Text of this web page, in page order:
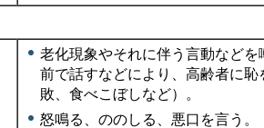
老化現象やそれに伴う言動などを
前で話すなどにより、高齢者に恥
敗、食べこぼしなど）。
怒鳴る、ののしる、悪口を言う。